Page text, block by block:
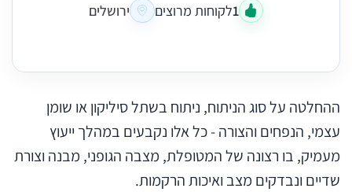
1לקוחות מרוצים ירושלים
ההחלטה על סוג הניתוח, ניתוח בשתל סיליקון או שומן
עצמי, הנפחים והצורה - כל אלו נקבעים במהלך ייעוץ
מעמיק, בו רצונה של המטופלת, מצבה הגופני, מבנה וצורת
שדיים ונבדקים מצב ואיכות הרקמות.